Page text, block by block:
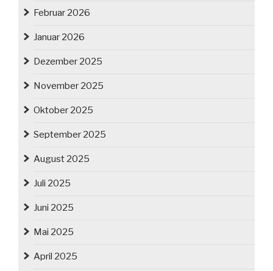
Februar 2026
Januar 2026
Dezember 2025
November 2025
Oktober 2025
September 2025
August 2025
Juli 2025
Juni 2025
Mai 2025
April 2025